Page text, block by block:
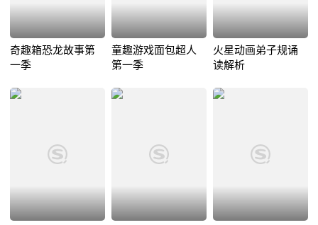
奇趣箱恐龙故事第
一季
童趣游戏面包超人
第一季
火星动画弟子规诵
读解析